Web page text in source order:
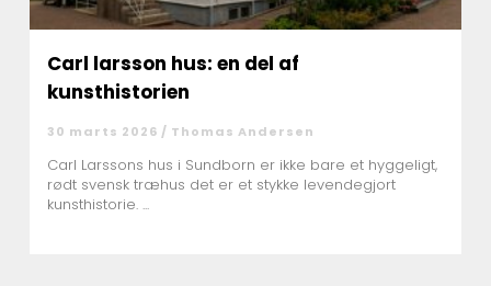
Carl larsson hus: en del af
kunsthistorien
30 marts 2026 / Thomas Andersen
Carl Larssons hus i Sundborn er ikke bare et hyggeligt,
rødt svensk træhus det er et stykke levendegjort
kunsthistorie. ...